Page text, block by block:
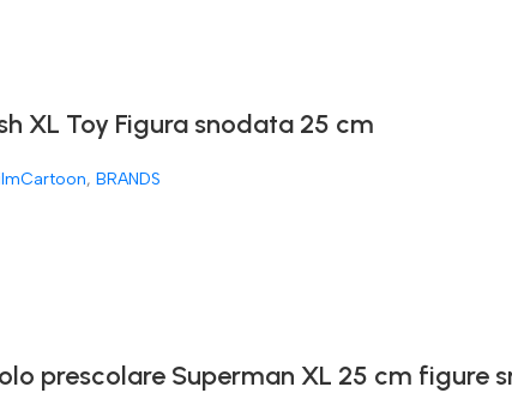
XL Toy Figura snodata 25 cm
, BRANDS
prescolare Superman XL 25 cm figure